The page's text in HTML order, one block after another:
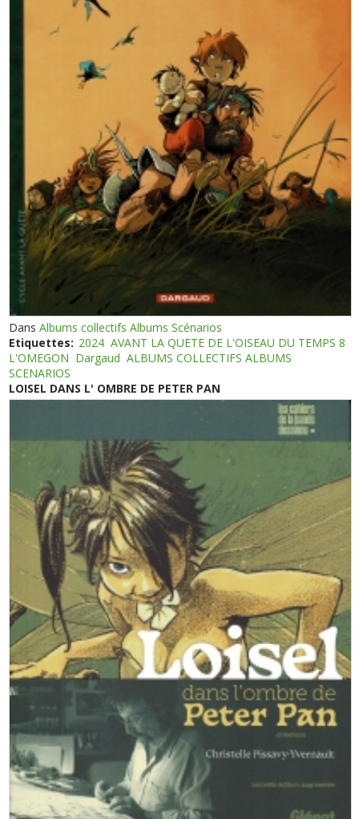
DansAlbums collectifs Albums Scénarios
Etiquettes: 2024 AVANT LA QUETE DE L'OISEAU DU TEMPS 8
L'OMEGON Dargaud ALBUMS COLLECTIFS ALBUMS
SCENARIOS
LOISEL DANS L' OMBRE DE PETER PAN